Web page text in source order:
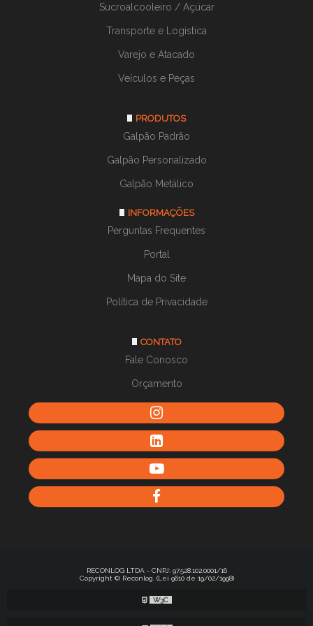
Sucroalcooleiro / Açúcar
Transporte e Logística
Varejo e Atacado
Veículos e Peças
PRODUTOS
Galpão Padrão
Galpão Personalizado
Galpão Metálico
INFORMAÇÕES
Perguntas Frequentes
Portal
Mapa do Site
Política de Privacidade
CONTATO
Fale Conosco
Orçamento
RECONLOG LTDA - CNPJ: 97.528.102.0001/16
Copyright © Reconlog. (Lei 9610 de 19/02/1998)
W3C